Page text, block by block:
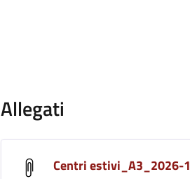
Allegati
Centri estivi_A3_2026-1